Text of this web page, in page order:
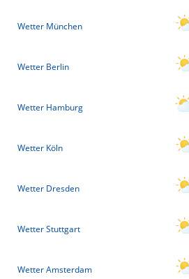
Wetter München
Wetter Berlin
Wetter Hamburg
Wetter Köln
Wetter Dresden
Wetter Stuttgart
Wetter Amsterdam